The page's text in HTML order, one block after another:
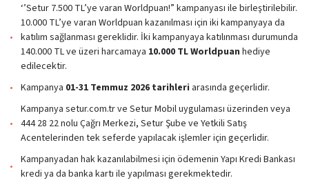
‘’Setur 7.500 TL’ye varan Worldpuan!” kampanyası ile birleştirilebilir.
10.000 TL’ye varan Worldpuan kazanılması için iki kampanyaya da
katılım sağlanması gereklidir. İki kampanyaya katılınması durumunda
140.000 TL ve üzeri harcamaya 10.000 TL Worldpuan hediye
edilecektir.
Kampanya 01-31 Temmuz 2026 tarihleri arasında geçerlidir.
Kampanya setur.com.tr ve Setur Mobil uygulaması üzerinden veya
444 28 22 nolu Çağrı Merkezi, Setur Şube ve Yetkili Satış
Acentelerinden tek seferde yapılacak işlemler için geçerlidir.
Kampanyadan hak kazanılabilmesi için ödemenin Yapı Kredi Bankası
kredi ya da banka kartı ile yapılması gerekmektedir.